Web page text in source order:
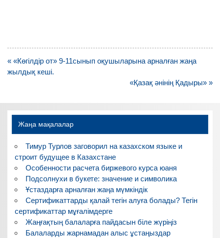
Навигация
по
« «Көгілдір от» 9-11сынып оқушыларына арналған жаңа
жылдық кеші.
«Қазақ әнінің Қадыры» »
Жаңа мақалалар
Тимур Турлов заговорил на казахском языке и
строит будущее в Казахстане
Особенности расчета биржевого курса юаня
Подсолнухи в букете: значение и символика
Ұстаздарға арналған жаңа мүмкіндік
Сертификаттарды қалай тегін алуға болады? Тегін
сертификаттар мұғалімдерге
Жаңғақтың балаларға пайдасын біле жүріңіз
Балаларды жарнамадан алыс ұстаңыздар